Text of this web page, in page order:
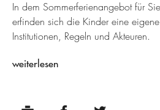
In dem Sommerferienangebot für
erfinden sich die Kinder eine
Institutionen, Regeln und Akteuren.
weiterlesen